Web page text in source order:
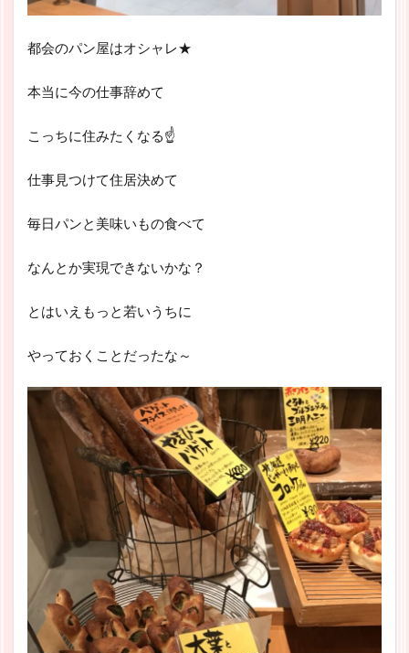
都会のパン屋はオシャレ★
本当に今の仕事辞めて
こっちに住みたくなる☝
仕事見つけて住居決めて
毎日パンと美味いもの食べて
なんとか実現できないかな？
とはいえもっと若いうちに
やっておくことだったな～